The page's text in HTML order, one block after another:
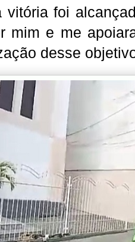
vitória foi
mim e me
desse